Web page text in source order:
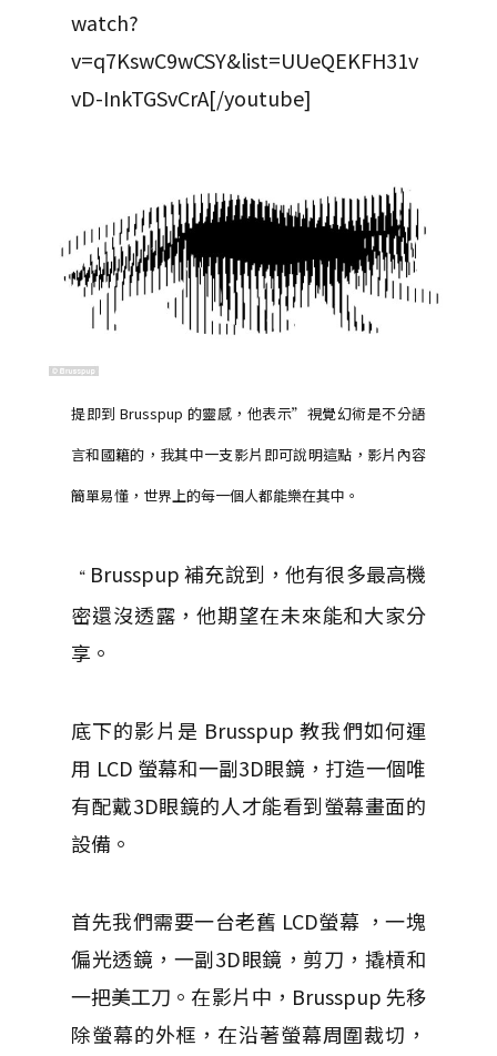
watch?
v=q7KswC9wCSY&list=UUeQEKFH31v
vD-InkTGSvCrA[/youtube]
提即到 Brusspup 的靈感，他表示”視覺幻術是不分語
言和國籍的，我其中一支影片即可說明這點，影片內容
簡單易懂，世界上的每一個人都能樂在其中。
“ Brusspup 補充說到，他有很多最高機
密還沒透露，他期望在未來能和大家分
享。
底下的影片是 Brusspup 教我們如何運
用 LCD 螢幕和一副3D眼鏡，打造一個唯
有配戴3D眼鏡的人才能看到螢幕畫面的
設備。
首先我們需要一台老舊 LCD螢幕 ，一塊
偏光透鏡，一副3D眼鏡，剪刀，撬槓和
一把美工刀。在影片中，Brusspup 先移
除螢幕的外框，在沿著螢幕周圍裁切，